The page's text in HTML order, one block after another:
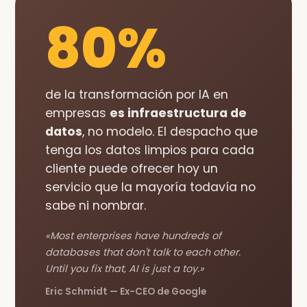
80%
de la transformación por IA en
empresas es infraestructura de
datos, no modelo. El despacho que
tenga los datos limpios para cada
cliente puede ofrecer hoy un
servicio que la mayoría todavía no
sabe ni nombrar.
«Most enterprises have hundreds of
databases that don't talk to each other.
Until you fix that, AI is just a toy.»
Eric Schmidt — Ex-CEO de Google